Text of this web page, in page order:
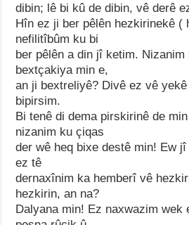
dibin; lê bi kû de dibin, vê derê
Hîn ez ji ber pêlên hezkirinekê (
nefilitîbûm ku bi
ber pêlên a din jî ketim.
bextçakiya min e,
an ji bextreliyê? Divê ez vê
bipirsim.
Bi tenê di dema pirskirinê de
nizanim ku çiqas
der wê heq bixe destê min! Ew
ez tê
dernaxînim ka hemberî vê
hezkirin, an na?
Dalyana min! Ez naxwazim wek